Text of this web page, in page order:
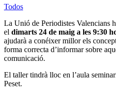
Todos
La Unió de Periodistes Valencians
el dimarts 24 de maig a les 9:30
ajudarà a conéixer millor els
forma correcta d’informar sobre
comunicació.
El taller tindrà lloc en l’aula
Peset.